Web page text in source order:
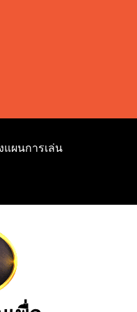
แผนการเล่น